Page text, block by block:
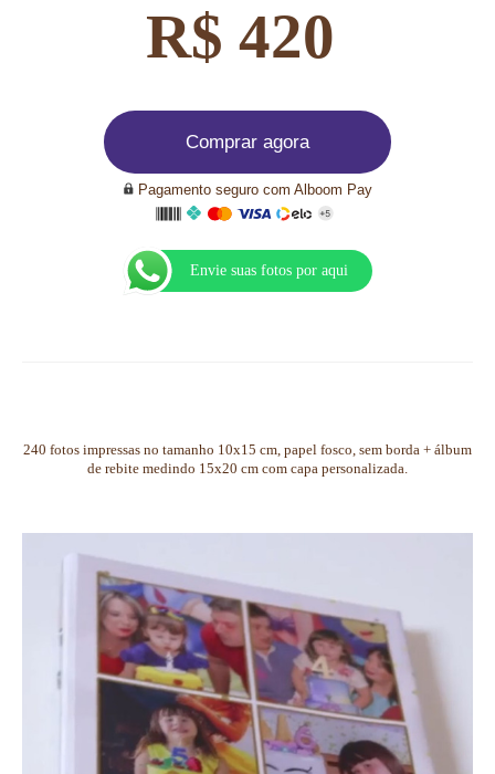
R$ 420
Comprar agora
Pagamento seguro com Alboom Pay
Envie suas fotos por aqui
240 fotos impressas no tamanho 10x15 cm, papel fosco, sem borda + álbum
de rebite medindo 15x20 cm com capa personalizada.